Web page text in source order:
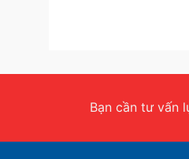
Bạn cần tư vấn